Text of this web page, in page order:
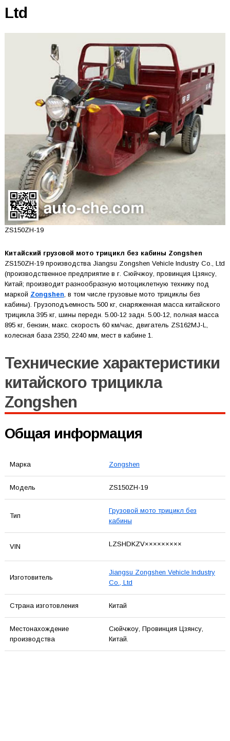
Ltd
ZS150ZH-19
Китайский грузовой мото трицикл без кабины Zongshen
ZS150ZH-19 производства Jiangsu Zongshen Vehicle Industry Co., Ltd
(производственное предприятие в г. Сюйчжоу, провинция Цзянсу,
Китай; производит разнообразную мотоциклетную технику под
маркой Zongshen , в том числе грузовые мото трициклы без
кабины). Грузоподъемность 500 кг, снаряженная масса китайского
трицикла 395 кг, шины передн. 5.00-12 задн. 5.00-12, полная масса
895 кг, бензин, макс. скорость 60 км/час, двигатель ZS162MJ-L,
колесная база 2350, 2240 мм, мест в кабине 1.
Технические характеристики
китайского трицикла
Zongshen
Общая информация
Марка Zongshen
Модель ZS150ZH-19
Тип
Грузовой мото трицикл без
кабины
VIN LZSHDKZV×××××××××
Изготовитель
Jiangsu Zongshen Vehicle Industry
Co., Ltd
Страна изготовления Китай
Местонахождение
производства
Сюйчжоу, Провинция Цзянсу,
Китай.